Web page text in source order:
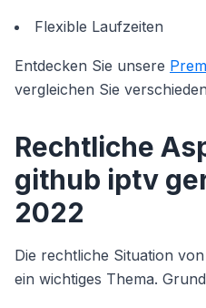
Flexible Laufzeiten
Entdecken Sie unsere
vergleichen Sie
Rechtliche
github iptv
2022
Die rechtliche Situation
ein wichtiges Thema.